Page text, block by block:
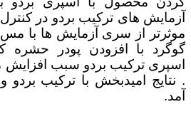
آزمایش های ترکیب بردو در
موثرتر از سری آزمایش ها با مس
گوگرد با افزودن پودر حشره
اسپری ترکیب بردو سبب
. نتایج امیدبخش با ترکیب
آمد.